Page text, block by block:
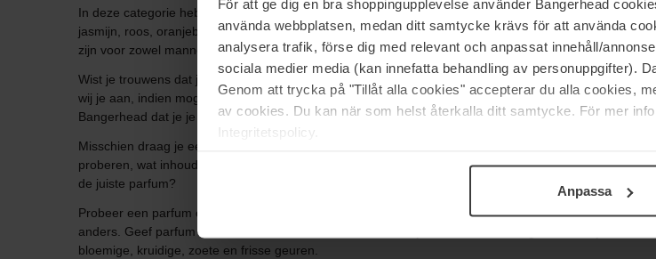
För att ge dig en bra shoppingupplevelse använder Bangerhead
använda webbplatsen, medan ditt samtycke krävs för att använda
analysera trafik, förse dig med relevant och anpassat innehåll/
sociala medier media (kan innefatta behandling av personuppgifter).
Genom att trycka på "Tillåt alla cookies" accepterar du alla cookies,
av cookies. Du kan när som helst återkalla ditt samtycke. För mer
Integritetspolicy.
Anpassa
In deze categorie hebben we parfums voor vrouwen, parfums voor mannen en uniseks parfums
jasmijn, roos, oranjebloesem of lelietjes-van-dalen. Mannengeuren hebben meestal sterkere geuren
zijn voor zowel mannen als vrouwen.
Wist je trouwens dat je parfum niet in je badkamer moet bewaren? Parfums zijn gevoelig voor direct
wij je aan, indien mogelijk, je parfum niet in de badkamer te bewaren maar in je kast, zodat het
Bangerhead dat je je eigen parfumgarderobe moet samenstellen.
Misschien draag je een fris, zoet parfum naar je werk, maar wil je 's avonds een frissere, pittigere
proberen, wat inhoudt dat je je geuren mengt. Lees verder om meer te weten te komen over de
de juiste parfum?
Probeer een parfum op je huid in plaats van op een parfumstaafje. De geur reageert op de pH van
anders. Geef parfum een kans! Parfums evolueren met de tijd, dus het kan een goed idee zijn om
bloemige, kruidige, zoete en frisse geuren.